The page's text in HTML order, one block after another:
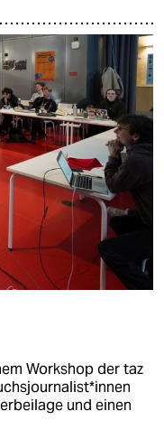
Workshop der taz
und einen